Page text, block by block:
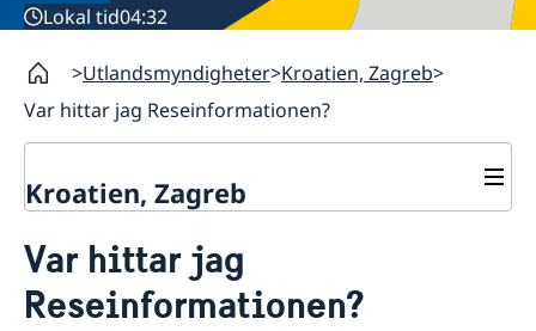
Lokal tid04:32
Utlandsmyndigheter Kroatien, Zagreb
Var hittar jag Reseinformationen?
Kroatien, Zagreb
Aktuellt
Om oss
Var hittar jag
Reseinformationen?